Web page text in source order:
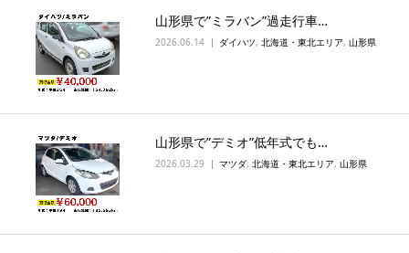
山形県で”ミラバン”過走行車…
2026.06.14 ダイハツ, 北海道・東北エリア, 山形県
山形県で”デミオ”低年式でも…
2026.03.29 マツダ, 北海道・東北エリア, 山形県